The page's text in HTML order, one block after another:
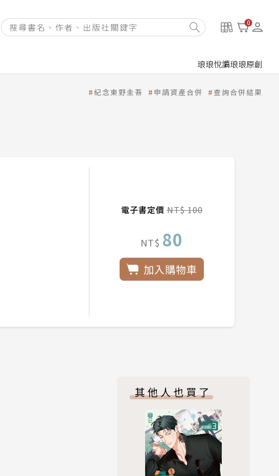
0
琅琅悅讀琅琅原創
紀念東野圭吾 申請資產合併 查詢合併結果
電子書定價NT$ 100
NT$ 80
加入購物車
其他人也買了